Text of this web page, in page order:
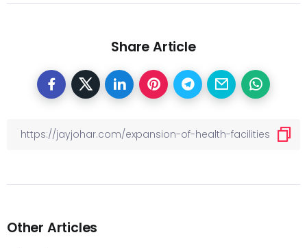
Share Article
Other Articles